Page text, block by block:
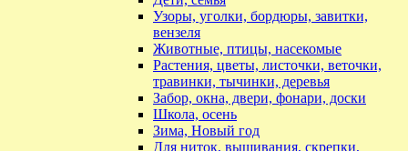
Узоры, уголки, бордюры, завитки,
вензеля
Животные, птицы, насекомые
Растения, цветы, листочки, веточки,
травинки, тычинки, деревья
Забор, окна, двери, фонари, доски
Школа, осень
Зима, Новый год
Для ниток, вышивания, скрепки,